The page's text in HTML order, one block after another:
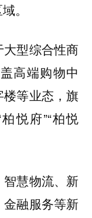
。
型综合性商
高端购物中
等业态，旗
悦府”“柏悦
慧物流、新
融服务等新